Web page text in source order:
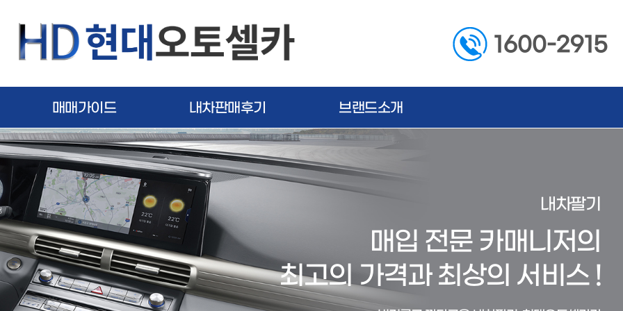
1600-2915
매매가이드 내차판매후기 브랜드소개
내차팔기
매입 전문 카매니저의
최고의 가격과 최상의 서비스 !